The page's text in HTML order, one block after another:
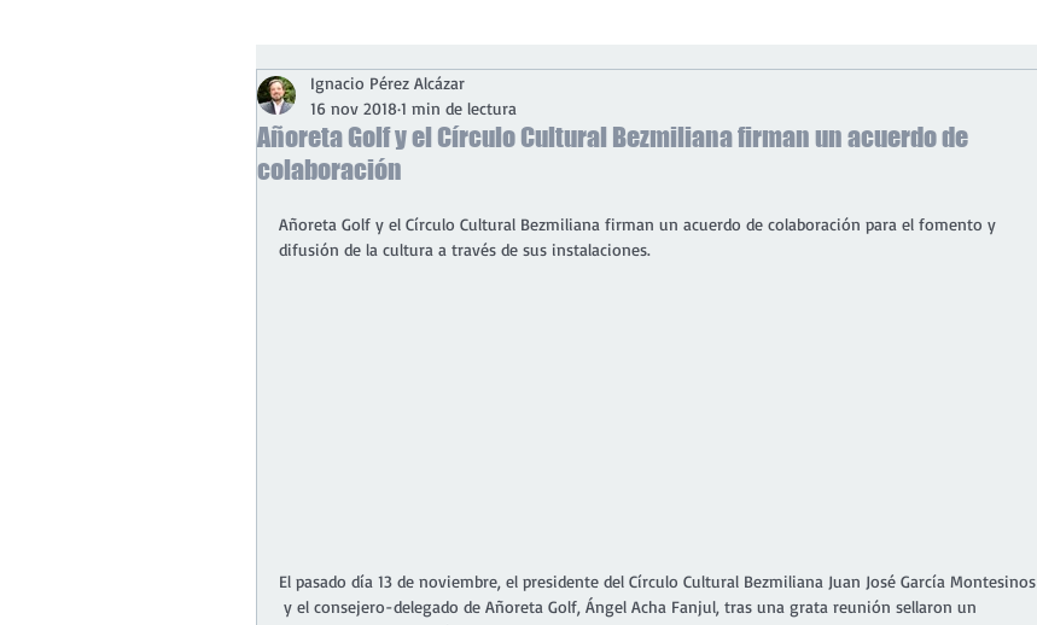
Añoreta Golf y el Círculo Cultural Bezmiliana firman un acuerdo de
colaboración
Ignacio Pérez Alcázar
16 nov 2018 1 min de lectura
Añoreta Golf y el Círculo Cultural Bezmiliana firman un acuerdo de colaboración para el fomento y
difusión de la cultura a través de sus instalaciones.
El pasado día 13 de noviembre, el presidente del Círculo Cultural Bezmiliana Juan José García Montesinos
y el consejero-delegado de Añoreta Golf, Ángel Acha Fanjul, tras una grata reunión sellaron un